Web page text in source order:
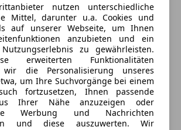
nutzen unterschiedliche
Mittel, darunter u.a. Cookies und
auf unserer Webseite, um Ihnen
anzubieten und ein
zu gewährleisten.
erweiterten Funktionalitäten
wir die Personalisierung unseres
um Ihre Suchvorgänge bei einem
fortzusetzen, Ihnen passende
Ihrer Nähe anzuzeigen oder
Werbung und Nachrichten
und diese auszuwerten. Wir